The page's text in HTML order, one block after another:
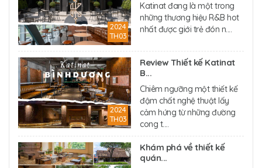
2024
TH03
Katinat đang là một trong
những thương hiệu R&B hot
nhất được giới trẻ đón n....
2024
TH03
Review Thiết kế Katinat
B...
Chiêm ngưỡng một thiết kế
đậm chất nghệ thuật lấy
cảm hứng từ những đường
cong t....
Khám phá về thiết kế
quán...